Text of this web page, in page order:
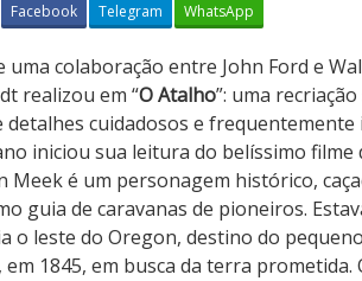
Facebook Telegram WhatsApp
uma colaboração entre John Ford e
realizou em “O Atalho”: uma
detalhes cuidadosos e
iniciou sua leitura do belíssimo filme
Meek é um personagem histórico,
guia de caravanas de pioneiros.
o leste do Oregon, destino do
em 1845, em busca da terra prometida.